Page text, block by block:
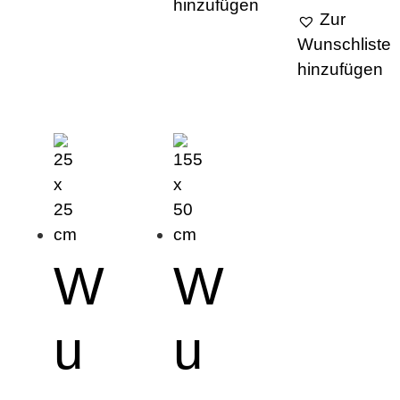
hinzufügen
Zur
Wunschliste
hinzufügen
W
u
W
u